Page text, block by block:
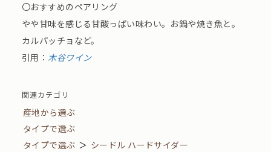
〇おすすめのペアリング
やや甘味を感じる甘酸っぱい味わい。お鍋や焼き魚と。
カルパッチョなど。
引用： 木谷ワイン
関連カテゴリ
産地から選ぶ
タイプで選ぶ
タイプで選ぶ ＞ シードル ハードサイダー